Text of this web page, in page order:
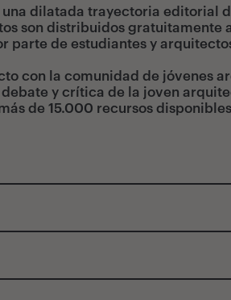
dilatada trayectoria editorial
son distribuidos gratuitamente
parte de estudiantes y
con la comunidad de jóvenes
y crítica de la joven
de 15.000 recursos